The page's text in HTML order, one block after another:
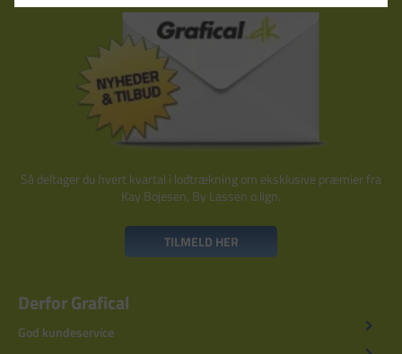
Så deltager du hvert kvartal i lodtrækning om eksklusive præmier fra
Kay Bojesen, By Lassen o.lign.
TILMELD HER
Derfor Grafical
God kundeservice